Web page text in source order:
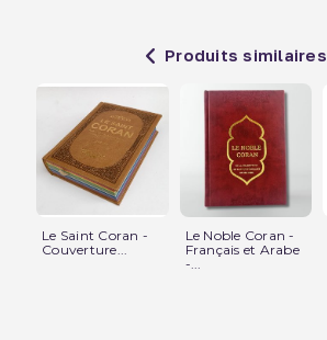
Produits similaires
Le Saint Coran -
Couverture...
Le Noble Coran -
Français et Arabe
-...